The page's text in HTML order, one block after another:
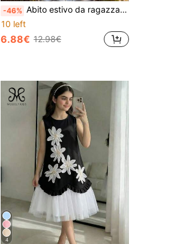
-46% Abito estivo da ragazza azzurro chiaro con scollo quadrato e maniche a palloncino, ricamo jacquard artigianale, borsa mini coordinata dello stesso colore, elegante abito da principessa dolce
10 left
6.88€ 12.98€
4